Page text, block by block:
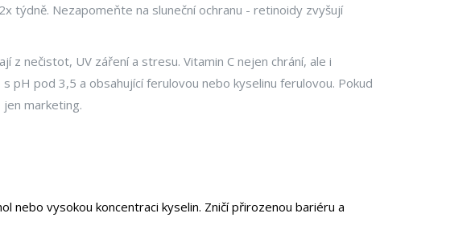
týdně. Nezapomeňte na sluneční ochranu - retinoidy zvyšují
nečistot, UV záření a stresu. Vitamin C nejen chrání, ale i
pod 3,5 a obsahující ferulovou nebo kyselinu ferulovou. Pokud
marketing.
nebo vysokou koncentraci kyselin. Zničí přirozenou bariéru a